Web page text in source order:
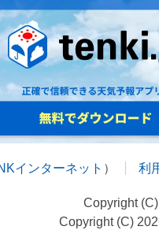
インターネット ） 利
Copyright
Copyright (C)